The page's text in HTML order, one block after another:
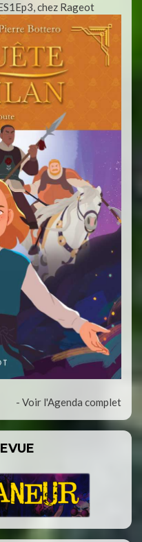
chez Rageot
- Voir l'Agenda complet